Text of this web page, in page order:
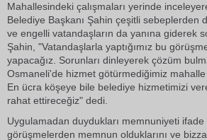
Mahallesindeki çalışmaları yerinde
Belediye Başkanı Şahin çeşitli sebeplerden
ve engelli vatandaşların da yanına giderek
Şahin, "Vatandaşlarla yaptığımız bu
yapacağız. Sorunları dinleyerek çözüm
Osmaneli'de hizmet götürmediğimiz
En ücra köşeye bile belediye hizmetimizi
rahat ettireceğiz" dedi.
Uygulamadan duydukları memnuniyeti
görüşmelerden memnun olduklarını ve